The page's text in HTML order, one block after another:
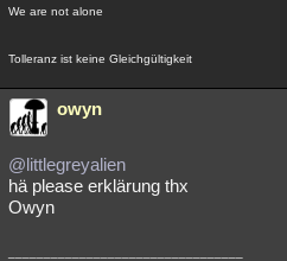
We are not alone
Tolleranz ist keine Gleichgültigkeit
owyn
@littlegreyalien
hä please erklärung thx
Owyn